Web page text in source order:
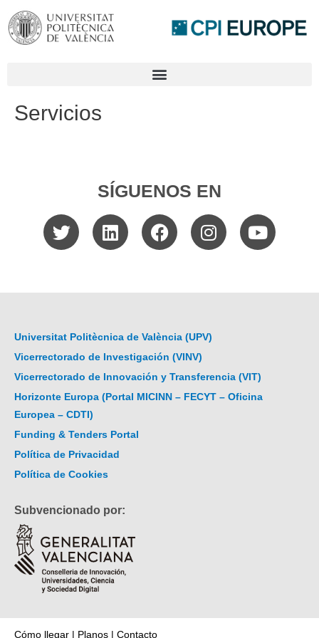
Servicios
SÍGUENOS EN
Universitat Politècnica de València (UPV)
Vicerrectorado de Investigación (VINV)
Vicerrectorado de Innovación y Transferencia (VIT)
Horizonte Europa (Portal MICINN – FECYT – Oficina
Europea – CDTI)
Funding & Tenders Portal
Política de Privacidad
Política de Cookies
Subvencionado por:
Cómo llegar | Planos | Contacto